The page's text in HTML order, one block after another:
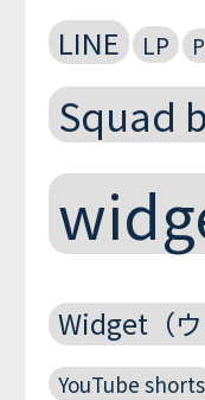
LINE LP
Squad
Widget（ウ
YouTube shorts